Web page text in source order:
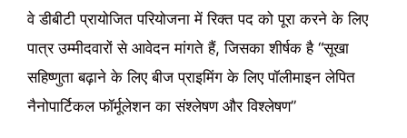
वे डीबीटी प्रायोजित परियोजना में रिक्त पद को पूरा करने के लिए
पात्र उम्मीदवारों से आवेदन मांगते हैं, जिसका शीर्षक है “सूखा
सहिष्णुता बढ़ाने के लिए बीज प्राइमिंग के लिए पॉलीमाइन लेपित
नैनोपार्टिकल फॉर्मूलेशन का संश्लेषण और विश्लेषण”